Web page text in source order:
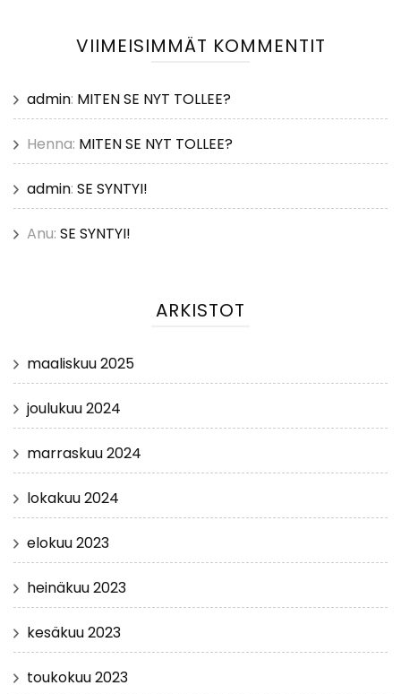
VIIMEISIMMÄT KOMMENTIT
admin: MITEN SE NYT TOLLEE?
Henna: MITEN SE NYT TOLLEE?
admin: SE SYNTYI!
Anu: SE SYNTYI!
ARKISTOT
maaliskuu 2025
joulukuu 2024
marraskuu 2024
lokakuu 2024
elokuu 2023
heinäkuu 2023
kesäkuu 2023
toukokuu 2023